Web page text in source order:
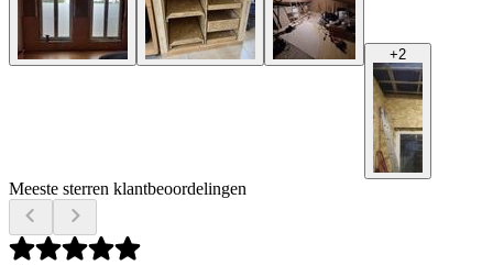
+2
Meeste sterren klantbeoordelingen